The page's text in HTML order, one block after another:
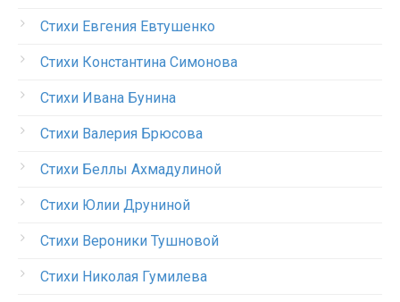
Стихи Евгения Евтушенко
Стихи Константина Симонова
Стихи Ивана Бунина
Стихи Валерия Брюсова
Стихи Беллы Ахмадулиной
Стихи Юлии Друниной
Стихи Вероники Тушновой
Стихи Николая Гумилева